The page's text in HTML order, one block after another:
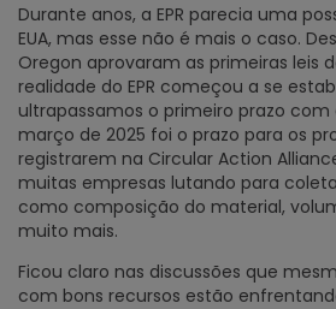
Durante anos, a EPR parecia uma
EUA, mas esse não é mais o caso.
Oregon aprovaram as primeiras leis
realidade do EPR começou a se
ultrapassamos o primeiro prazo com
março de 2025 foi o prazo para os
registrarem na Circular Action
muitas empresas lutando para
como composição do material,
muito mais.
Ficou claro nas discussões que
com bons recursos estão